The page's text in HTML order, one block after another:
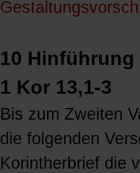
10
1 Kor 13,1-3
Bis zum Zweiten
die folgenden
Korintherbrief die